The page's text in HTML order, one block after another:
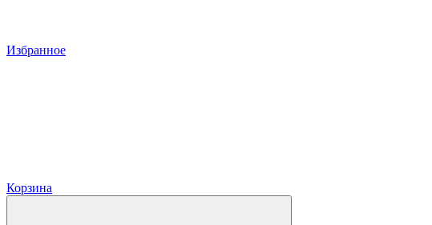
Избранное
Корзина